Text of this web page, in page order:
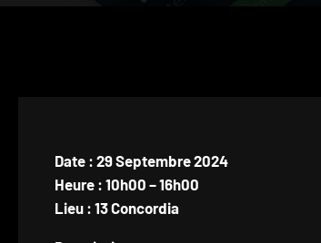
Date : 29 Septembre 2024
Heure : 10h00 – 16h00
Lieu : 13 Concordia